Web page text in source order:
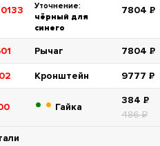
Уточнение:
чёрный для
синего
7804 Р
Рычаг 7804 Р
Кронштейн 9777 Р
• • Гайка
384 Р
486Р